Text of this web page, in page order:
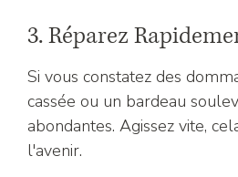
3. Réparez
Si vous constatez des
cassée ou un bardeau
abondantes. Agissez vite,
l'avenir.